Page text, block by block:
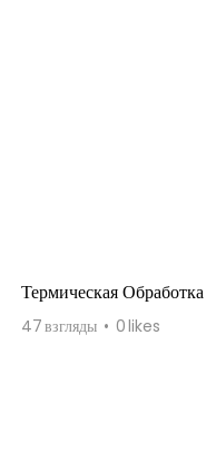
Термическая Обработка
47взгляды 0likes